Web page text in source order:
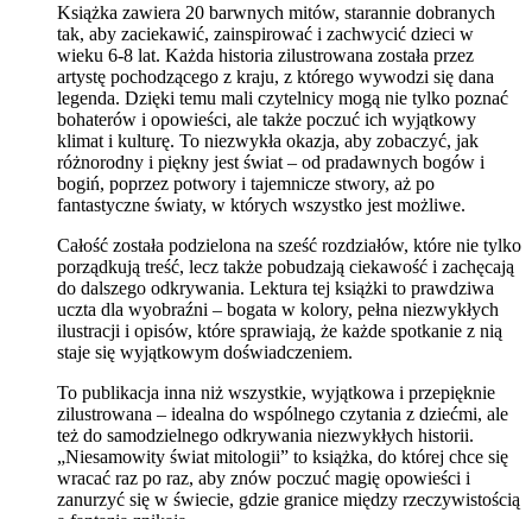
Książka zawiera 20 barwnych mitów, starannie dobranych
tak, aby zaciekawić, zainspirować i zachwycić dzieci w
wieku 6-8 lat. Każda historia zilustrowana została przez
artystę pochodzącego z kraju, z którego wywodzi się dana
legenda. Dzięki temu mali czytelnicy mogą nie tylko poznać
bohaterów i opowieści, ale także poczuć ich wyjątkowy
klimat i kulturę. To niezwykła okazja, aby zobaczyć, jak
różnorodny i piękny jest świat – od pradawnych bogów i
bogiń, poprzez potwory i tajemnicze stwory, aż po
fantastyczne światy, w których wszystko jest możliwe.
Całość została podzielona na sześć rozdziałów, które nie tylko
porządkują treść, lecz także pobudzają ciekawość i zachęcają
do dalszego odkrywania. Lektura tej książki to prawdziwa
uczta dla wyobraźni – bogata w kolory, pełna niezwykłych
ilustracji i opisów, które sprawiają, że każde spotkanie z nią
staje się wyjątkowym doświadczeniem.
To publikacja inna niż wszystkie, wyjątkowa i przepięknie
zilustrowana – idealna do wspólnego czytania z dziećmi, ale
też do samodzielnego odkrywania niezwykłych historii.
„Niesamowity świat mitologii” to książka, do której chce się
wracać raz po raz, aby znów poczuć magię opowieści i
zanurzyć się w świecie, gdzie granice między rzeczywistością